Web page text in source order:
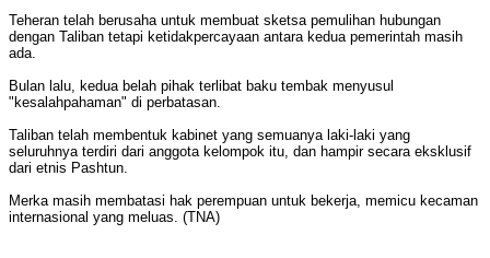
Teheran telah berusaha untuk membuat sketsa pemulihan hubungan
dengan Taliban tetapi ketidakpercayaan antara kedua pemerintah masih
ada.
Bulan lalu, kedua belah pihak terlibat baku tembak menyusul
"kesalahpahaman" di perbatasan.
Taliban telah membentuk kabinet yang semuanya laki-laki yang
seluruhnya terdiri dari anggota kelompok itu, dan hampir secara eksklusif
dari etnis Pashtun.
Merka masih membatasi hak perempuan untuk bekerja, memicu kecaman
internasional yang meluas. (TNA)